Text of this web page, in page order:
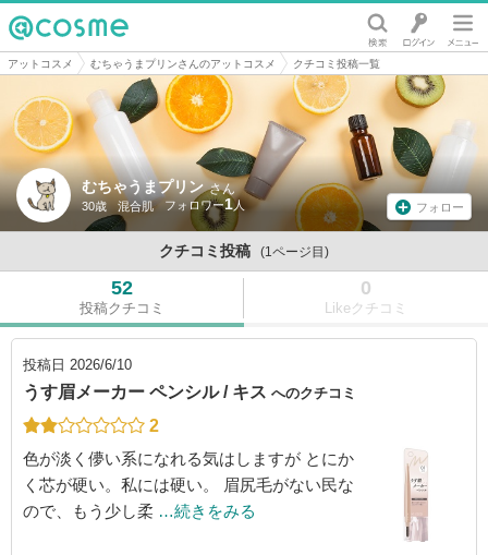
@cosme
アットコスメ むちゃうまプリンさんのアットコスメ クチコミ投稿一覧
むちゃうまプリン さん
30歳 混合肌 1 フォロー
クチコミ投稿 (1ページ目)
52
投稿クチコミ
0
Likeクチコミ
投稿日 2026/6/10
うす眉メーカー ペンシル / キス へのクチコミ
2
色が淡く儚い系になれる気はしますが とにか
く芯が硬い。私には硬い。 眉尻毛がない民な
ので、もう少し柔 …続きをみる